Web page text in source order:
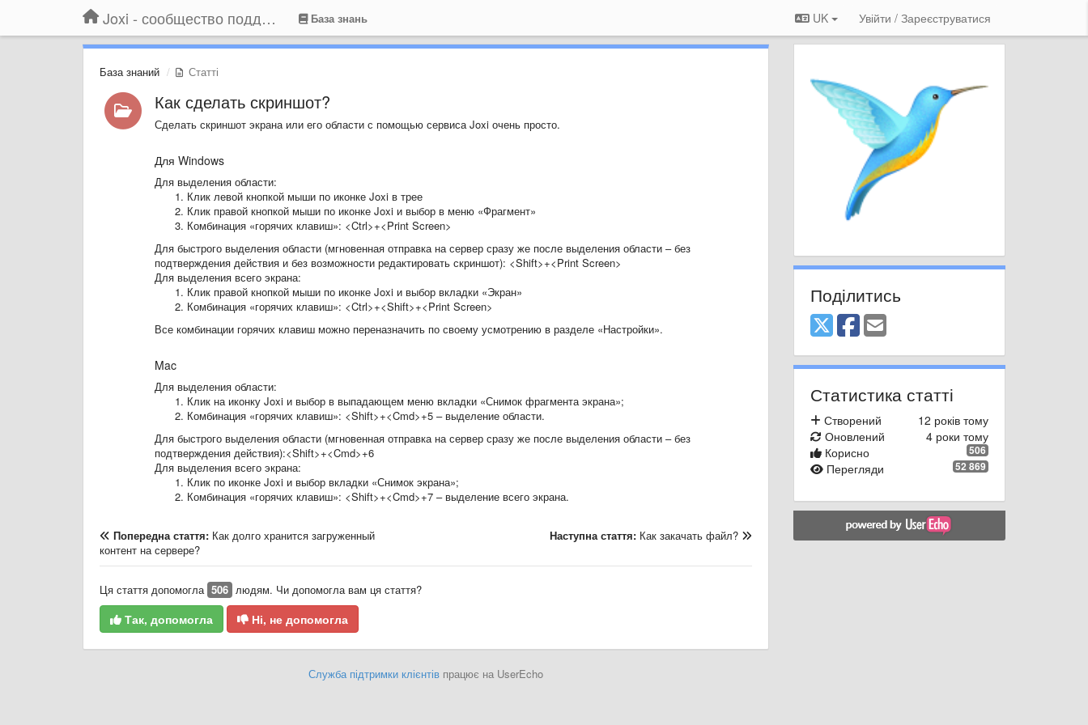
Joxi - сообщество поддержки База знань UK Увійти / Зареєструватися
База знаний Статті
Как сделать скриншот?
Сделать скриншот экрана или его области с помощью сервиса Joxi очень просто.
Для Windows
Для выделения области:
Клик левой кнопкой мыши по иконке Joxi в трее
Клик правой кнопкой мыши по иконке Joxi и выбор в меню «Фрагмент»
Комбинация «горячих клавиш»: <Ctrl>+<Print Screen>
Для быстрого выделения области (мгновенная отправка на сервер сразу же после выделения области – без
подтверждения действия и без возможности редактировать скриншот): <Shift>+<Print Screen>
Для выделения всего экрана:
Клик правой кнопкой мыши по иконке Joxi и выбор вкладки «Экран»
Комбинация «горячих клавиш»: <Ctrl>+<Shift>+<Print Screen>
Все комбинации горячих клавиш можно переназначить по своему усмотрению в разделе «Настройки».
Mac
Для выделения области:
Клик на иконку Joxi и выбор в выпадающем меню вкладки «Снимок фрагмента экрана»;
Комбинация «горячих клавиш»: <Shift>+<Cmd>+5 – выделение области.
Для быстрого выделения области (мгновенная отправка на сервер сразу же после выделения области – без
подтверждения действия):<Shift>+<Cmd>+6
Для выделения всего экрана:
Клик по иконке Joxi и выбор вкладки «Снимок экрана»;
Комбинация «горячих клавиш»: <Shift>+<Cmd>+7 – выделение всего экрана.
Попередна стаття: Как долго хранится загруженный
контент на сервере?
Наступна стаття: Как закачать файл?
Ця стаття допомогла 506 людям. Чи допомогла вам ця стаття?
Так, допомогла Ні, не допомогла
Служба підтримки клієнтівпрацює на UserEcho
Поділитись
Статистика статті
12 років тому
Створений
4 роки тому
Оновлений
506
Корисно
52 869
Перегляди